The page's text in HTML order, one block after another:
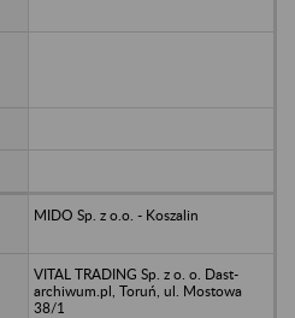
MIDO Sp. z o.o. - Koszalin
VITAL TRADING Sp. z o. o. Dast-
archiwum.pl, Toruń, ul. Mostowa
38/1